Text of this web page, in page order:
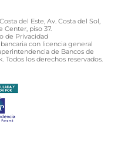
del Este, Av. Costa del Sol,
Center, piso 37.
de Privacidad
con licencia general
de Bancos de
Todos los derechos reservados.